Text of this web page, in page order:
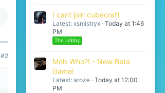
#2
I cant join cubecraft
Latest: xsmistryx Today at 1:46
PM
The Lobby
Mob Who?! - New Beta
Game!
Latest: aroze Today at 12:00
PM